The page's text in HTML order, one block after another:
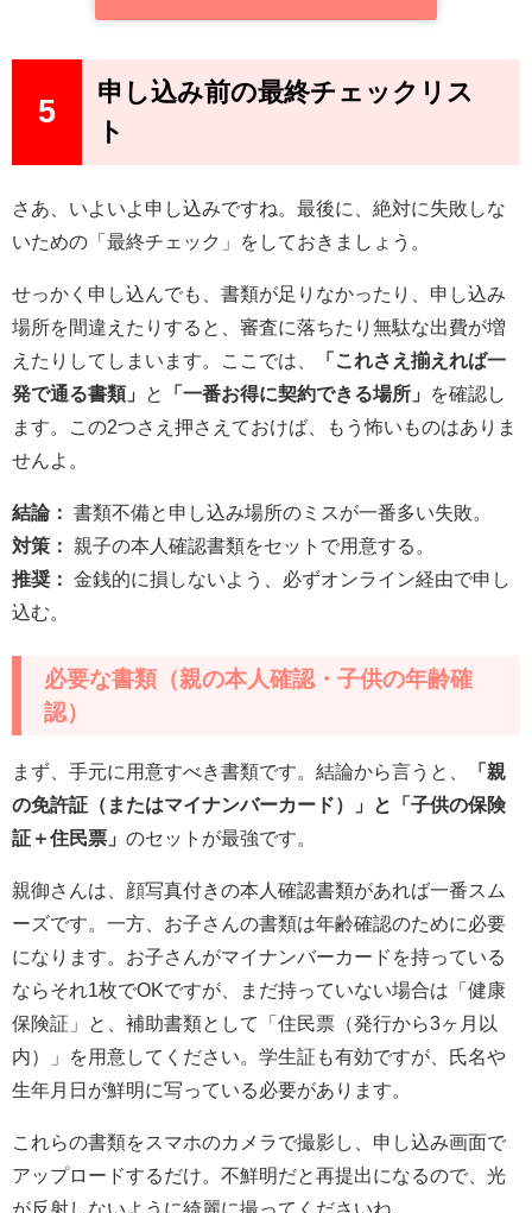
5
申し込み前の最終チェックリス
ト
さあ、いよいよ申し込みですね。最後に、絶対に失敗しな
いための「最終チェック」をしておきましょう。
せっかく申し込んでも、書類が足りなかったり、申し込み
場所を間違えたりすると、審査に落ちたり無駄な出費が増
えたりしてしまいます。ここでは、
「これさえ揃えれば一
発で通る書類」
と 「一番お得に契約できる場所」
を確認し
ます。この2つさえ押さえておけば、もう怖いものはありま
せんよ。
結論：
書類不備と申し込み場所のミスが一番多い失敗。
対策：
親子の本人確認書類をセットで用意する。
推奨：
金銭的に損しないよう、必ずオンライン経由で申し
込む。
必要な書類（親の本人確認・子供の年齢確
認）
まず、手元に用意すべき書類です。結論から言うと、
「親
の免許証（またはマイナンバーカード）」と「子供の保険
証＋住民票」 のセットが最強です。
親御さんは、顔写真付きの本人確認書類があれば一番スム
ーズです。一方、お子さんの書類は年齢確認のために必要
になります。お子さんがマイナンバーカードを持っている
ならそれ1枚でOKですが、まだ持っていない場合は「健康
保険証」と、補助書類として「住民票（発行から3ヶ月以
内）」を用意してください。学生証も有効ですが、氏名や
生年月日が鮮明に写っている必要があります。
これらの書類をスマホのカメラで撮影し、申し込み画面で
アップロードするだけ。不鮮明だと再提出になるので、光
が反射しないように綺麗に撮ってくださいね。